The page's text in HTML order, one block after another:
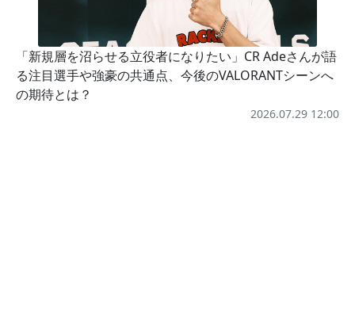
「新規層を沼らせる立役者になりたい」CR Adeさんが語
る注目選手や強豪の共通点、今後のVALORANTシーンへ
の期待とは？
2026.07.29 12:00